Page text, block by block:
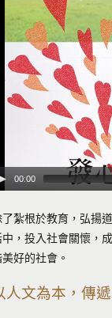
00:00
了紮根於教育，弘揚
，投入社會關懷，
好的社會。
人文為本，傳